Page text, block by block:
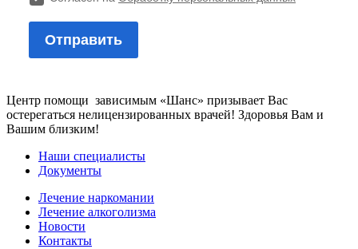
Центр помощи зависимым «Шанс» призывает Вас
остерегаться нелицензированных врачей! Здоровья Вам и
Вашим близким!
Наши специалисты
Документы
Лечение наркомании
Лечение алкоголизма
Новости
Контакты